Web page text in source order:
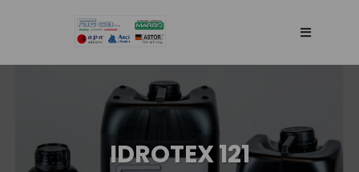
AZIENDA
IDROTEX 121